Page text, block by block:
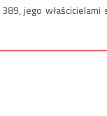
jego właścicielami